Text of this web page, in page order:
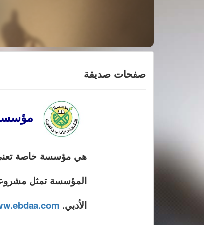
صفحات صديقة
مؤسسة
هي مؤسسة خاصة تعنى
المؤسسة تمثل مشروعاً
الأدبي.